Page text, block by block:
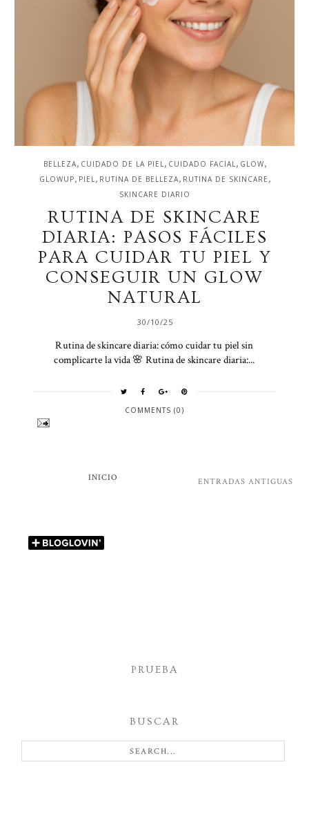
BELLEZA, CUIDADO DE LA PIEL, CUIDADO FACIAL, GLOW,
GLOWUP, PIEL, RUTINA DE BELLEZA, RUTINA DE SKINCARE ,
SKINCARE DIARIO
RUTINA DE SKINCARE
DIARIA: PASOS FÁCILES
PARA CUIDAR TU PIEL Y
CONSEGUIR UN GLOW
NATURAL
30/10/25
Rutina de skincare diaria: cómo cuidar tu piel sin
complicarte la vida 🌸 Rutina de skincare diaria:...
COMMENTS (0)
ENTRADAS ANTIGUAS
INICIO
PRUEBA
BUSCAR